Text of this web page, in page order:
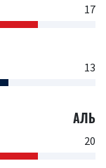
17
13
АЛЬ
20